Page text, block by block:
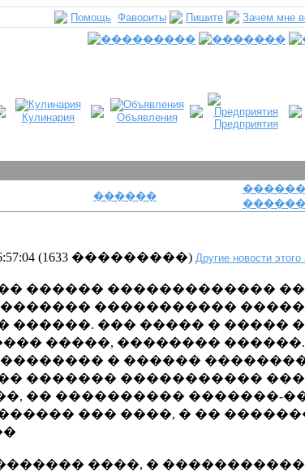
Помощь Фавориты Пишите Зачем мне
Кулинария Объявления
Предприятия
������
(1633 ���������) Другие новости этого
������ �������������
�����������
������. ��� ����� � �����
�����, ��������
� ������
������� �����������
�� ���������� �������-
��� ����, � ��
����, �